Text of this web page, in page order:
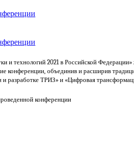
и технологий 2021 в Российской
конференции, объединив и расширив
и разработке ТРИЗ» и «Цифровая
конференции